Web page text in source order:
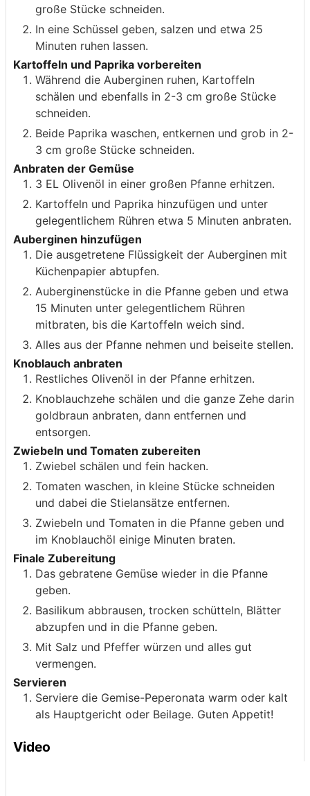
große Stücke schneiden.
In eine Schüssel geben, salzen und etwa 25
Minuten ruhen lassen.
Kartoffeln und Paprika vorbereiten
Während die Auberginen ruhen, Kartoffeln
schälen und ebenfalls in 2-3 cm große Stücke
schneiden.
Beide Paprika waschen, entkernen und grob in 2-
3 cm große Stücke schneiden.
Anbraten der Gemüse
3 EL Olivenöl in einer großen Pfanne erhitzen.
Kartoffeln und Paprika hinzufügen und unter
gelegentlichem Rühren etwa 5 Minuten anbraten.
Auberginen hinzufügen
Die ausgetretene Flüssigkeit der Auberginen mit
Küchenpapier abtupfen.
Auberginenstücke in die Pfanne geben und etwa
15 Minuten unter gelegentlichem Rühren
mitbraten, bis die Kartoffeln weich sind.
Alles aus der Pfanne nehmen und beiseite stellen.
Knoblauch anbraten
Restliches Olivenöl in der Pfanne erhitzen.
Knoblauchzehe schälen und die ganze Zehe darin
goldbraun anbraten, dann entfernen und
entsorgen.
Zwiebeln und Tomaten zubereiten
Zwiebel schälen und fein hacken.
Tomaten waschen, in kleine Stücke schneiden
und dabei die Stielansätze entfernen.
Zwiebeln und Tomaten in die Pfanne geben und
im Knoblauchöl einige Minuten braten.
Finale Zubereitung
Das gebratene Gemüse wieder in die Pfanne
geben.
Basilikum abbrausen, trocken schütteln, Blätter
abzupfen und in die Pfanne geben.
Mit Salz und Pfeffer würzen und alles gut
vermengen.
Servieren
Serviere die Gemise-Peperonata warm oder kalt
als Hauptgericht oder Beilage. Guten Appetit!
Video